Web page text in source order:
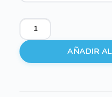
Saco
universal
jacquard
zig
AÑADIR